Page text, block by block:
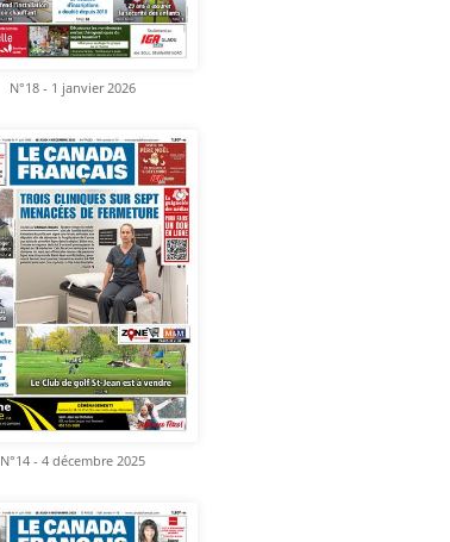
N°18 - 1 janvier 2026
N°14 - 4 décembre 2025